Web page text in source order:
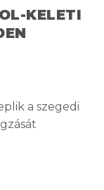
KELETI
a szegedi